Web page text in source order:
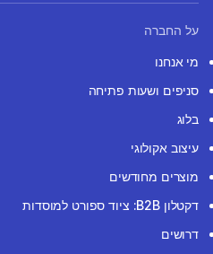
על החברה
מי אנחנו
סניפים ושעות פתיחה
בלוג
עיצוב אקולוגי
מוצרים מחודשים
דקטלון B2B: ציוד ספורט למוסדות
דרושים